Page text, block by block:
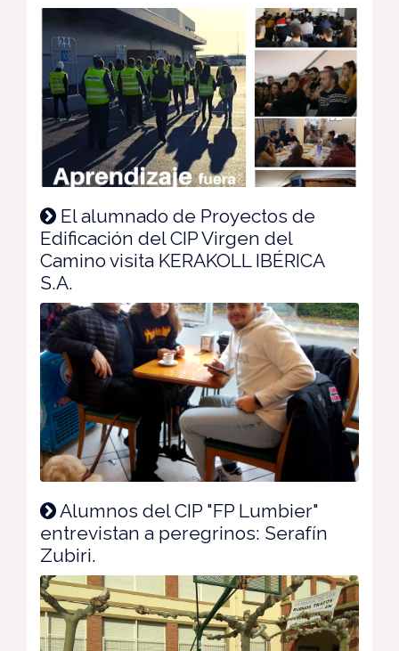
El alumnado de Proyectos de
Edificación del CIP Virgen del
Camino visita KERAKOLL IBÉRICA
S.A.
Alumnos del CIP "FP Lumbier"
entrevistan a peregrinos: Serafín
Zubiri.